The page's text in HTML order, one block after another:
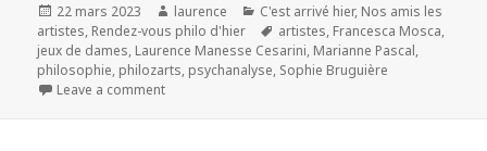
Publié
le
22 mars 2023 Auteur
laurence Catégories
C'est arrivé hier, Nos amis les
artistes, Rendez-vous philo d'hier
Mots-
clés
artistes, Francesca Mosca,
jeux de dames, Laurence Manesse Cesarini, Marianne Pascal,
philosophie, philozarts, psychanalyse, Sophie Bruguière
Leave a comment